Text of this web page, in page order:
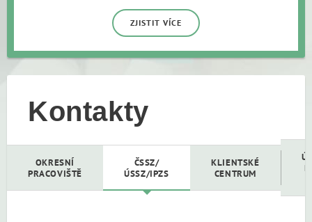
ZJISTIT VÍCE
Kontakty
OKRESNÍ
PRACOVIŠTĚ
ČSSZ/
ÚSSZ/IPZS
KLIENTSKÉ
CENTRUM